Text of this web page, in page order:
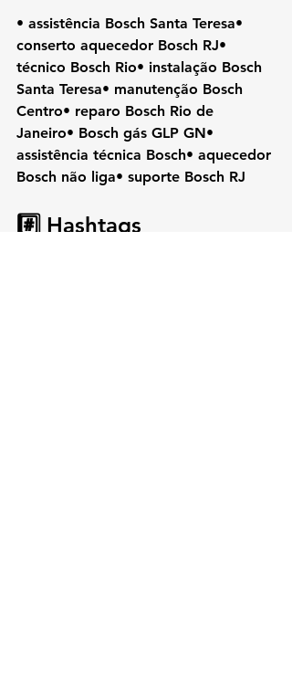
• assistência Bosch Santa Teresa•
conserto aquecedor Bosch RJ•
técnico Bosch Rio• instalação Bosch
Santa Teresa• manutenção Bosch
Centro• reparo Bosch Rio de
Janeiro• Bosch gás GLP GN•
assistência técnica Bosch• aquecedor
Bosch não liga• suporte Bosch RJ
#️⃣ Hashtags